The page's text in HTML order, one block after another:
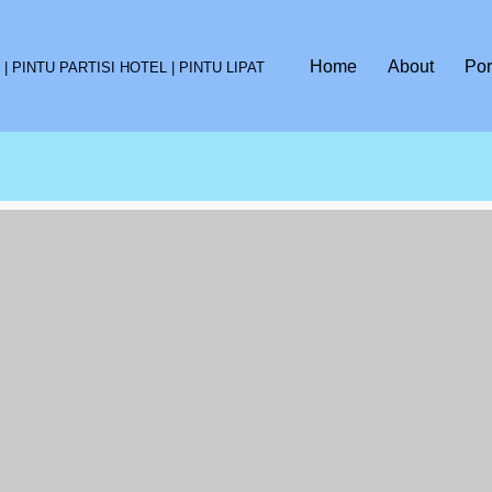
PINTU PARTISI HOTEL | PINTU LIPAT Home About